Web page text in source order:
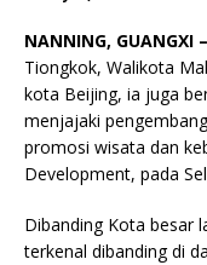
NANNING, GUANGXI –
Tiongkok, Walikota
kota Beijing, ia juga
menjajaki
promosi wisata dan
Development, pada
Dibanding Kota besar
terkenal dibanding di